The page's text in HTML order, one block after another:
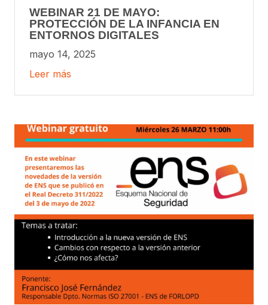
WEBINAR 21 DE MAYO:
PROTECCIÓN DE LA INFANCIA EN
ENTORNOS DIGITALES
mayo 14, 2025
Leer más